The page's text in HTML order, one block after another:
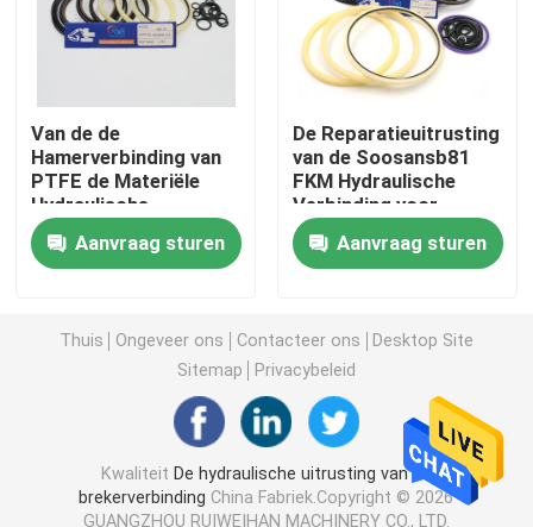
Graafwerktuig Seal Kit
jcb verbindingsuitrusting
De Verbindingsuitrusting van KOMATSU
Hydraulische Olieverbinding
Hydraulische Stofverbinding
Hydraulische Zuigerverbinding
Van de de
Hamerverbinding van
PTFE de Materiële
Hydraulische
Uitrusting van de de
Rotsbreker van Kit For
Damo DMB 70
Aanvraag sturen
De Reparatieuitrusting
van de Soosansb81
FKM Hydraulische
Verbinding voor
Kruippakjegraafwerktuig
Aanvraag sturen
Thuis Ongeveer ons Contacteer ons
Desktop Site
Sitemap
Privacybeleid
Kwaliteit De hydraulische uitrusting van de
brekerverbinding China Fabriek.Copyright © 2026
GUANGZHOU RUIWEIHAN MACHINERY CO., LTD.